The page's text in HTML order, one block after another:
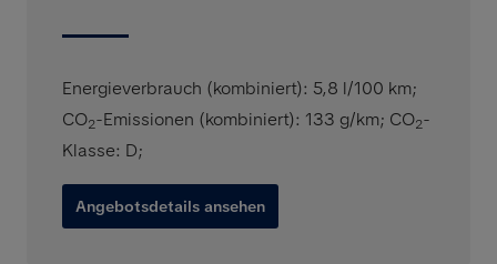
Energieverbrauch (kombiniert): 5,8 l/100 km;
CO2-Emissionen (kombiniert): 133 g/km; CO2-
Klasse: D;
Angebotsdetails ansehen